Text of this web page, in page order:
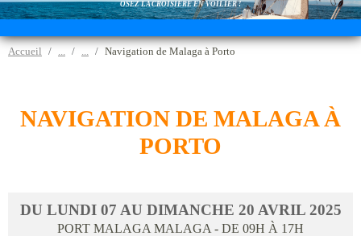
OSEZ LA CROISIÈRE EN VOILIER !
Accueil Navigation de Malaga à Porto
NAVIGATION DE MALAGA À
PORTO
DU LUNDI 07 AU DIMANCHE 20 AVRIL 2025
PORT MALAGA MALAGA - DE 09H À 17H